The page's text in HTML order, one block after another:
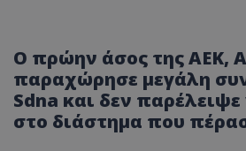
Ο πρώην άσος της ΑΕΚ,
παραχώρησε μεγάλη
Sdna και δεν
στο διάστημα που